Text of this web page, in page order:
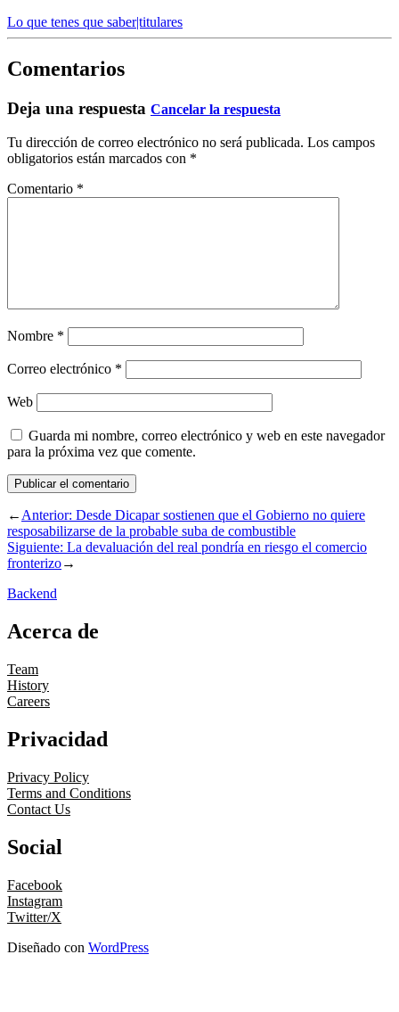
Lo que tenes que saber|titulares
Comentarios
Deja una respuesta Cancelar la respuesta
Tu dirección de correo electrónico no será publicada. Los campos
obligatorios están marcados con *
Comentario *
Nombre *
Correo electrónico *
Web
Guarda mi nombre, correo electrónico y web en este navegador
para la próxima vez que comente.
←Anterior: Desde Dicapar sostienen que el Gobierno no quiere
resposabilizarse de la probable suba de combustible
Siguiente: La devaluación del real pondría en riesgo el comercio
fronterizo→
Backend
Acerca de
Team
History
Careers
Privacidad
Privacy Policy
Terms and Conditions
Contact Us
Social
Facebook
Instagram
Twitter/X
Diseñado con WordPress